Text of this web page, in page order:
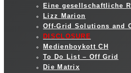
Eine gesellschaftliche
Lizz Marion
Off-Grid Solutions and
DISCLOSURE
Medienboykott CH
To Do List – Off Grid
Die Matrix